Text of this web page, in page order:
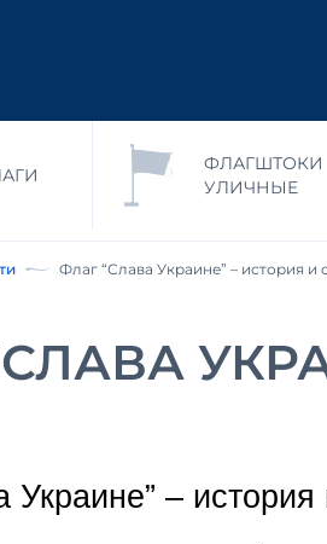
ФЛАГШТОКИ
УЛИЧНЫЕ
Флаг “Слава Украине” – история и
Украине” –